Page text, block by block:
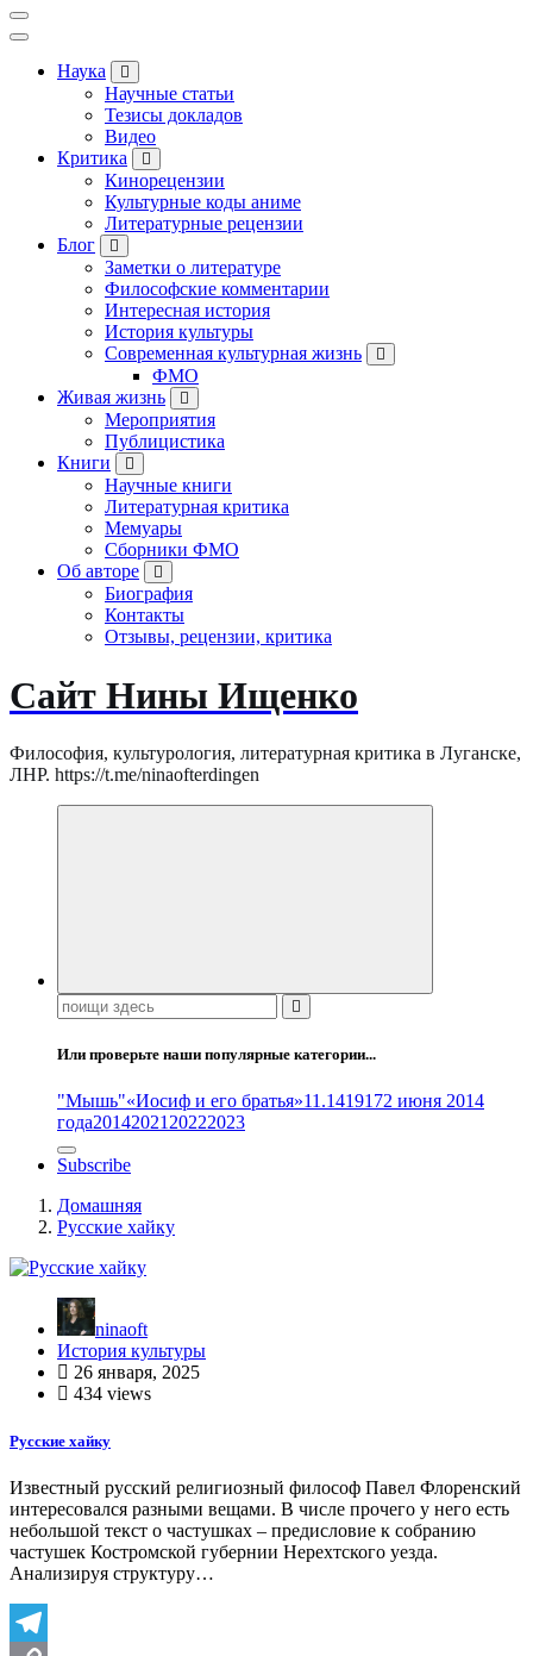
Наука
Научные статьи
Тезисы докладов
Видео
Критика
Кинорецензии
Культурные коды аниме
Литературные рецензии
Блог
Заметки о литературе
Философские комментарии
Интересная история
История культуры
Современная культурная жизнь
ФМО
Живая жизнь
Мероприятия
Публицистика
Книги
Научные книги
Литературная критика
Мемуары
Сборники ФМО
Об авторе
Биография
Контакты
Отзывы, рецензии, критика
Сайт Нины Ищенко
Философия, культурология, литературная критика в Луганске,
ЛНР. https://t.me/ninaofterdingen
Поиск:
Или проверьте наши популярные категории...
"Мышь"«Иосиф и его братья»11.1419172 июня 2014
года2014202120222023
Subscribe
Домашняя
Русские хайку
ninaoft
История культуры
26 января, 2025
434 views
Русские хайку
Известный русский религиозный философ Павел Флоренский
интересовался разными вещами. В числе прочего у него есть
небольшой текст о частушках – предисловие к собранию
частушек Костромской губернии Нерехтского уезда.
Анализируя структуру…